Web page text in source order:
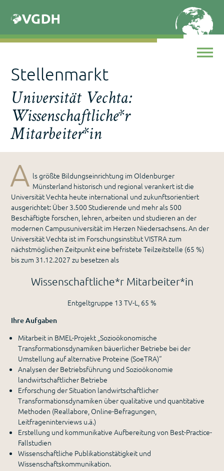
content
Stellenmarkt
Universität Vechta:
Wissenschaftliche*r
Mitarbeiter*in
A ls größte Bildungseinrichtung im Oldenburger
Münsterland historisch und regional verankert ist die
Universität Vechta heute international und zukunftsorientiert
ausgerichtet: Über 3.500 Studierende und mehr als 500
Beschäftigte forschen, lehren, arbeiten und studieren an der
modernen Campusuniversität im Herzen Niedersachsens. An der
Universität Vechta ist im Forschungsinstitut VISTRA zum
nächstmöglichen Zeitpunkt eine befristete Teilzeitstelle (65 %)
bis zum 31.12.2027 zu besetzen als
Wissenschaftliche*r Mitarbeiter*in
Entgeltgruppe 13 TV-L, 65 %
Ihre Aufgaben
Mitarbeit in BMEL-Projekt „Sozioökonomische
Transformationsdynamiken bäuerlicher Betriebe bei der
Umstellung auf alternative Proteine (SoeTRA)“
Analysen der Betriebsführung und Sozioökonomie
landwirtschaftlicher Betriebe
Erforschung der Situation landwirtschaftlicher
Transformationsdynamiken über qualitative und quantitative
Methoden (Reallabore, Online-Befragungen,
Leitfrageninterviews u.ä.)
Erstellung und kommunikative Aufbereitung von Best-Practice-
Fallstudien
Wissenschaftliche Publikationstätigkeit und
Wissenschaftskommunikation.